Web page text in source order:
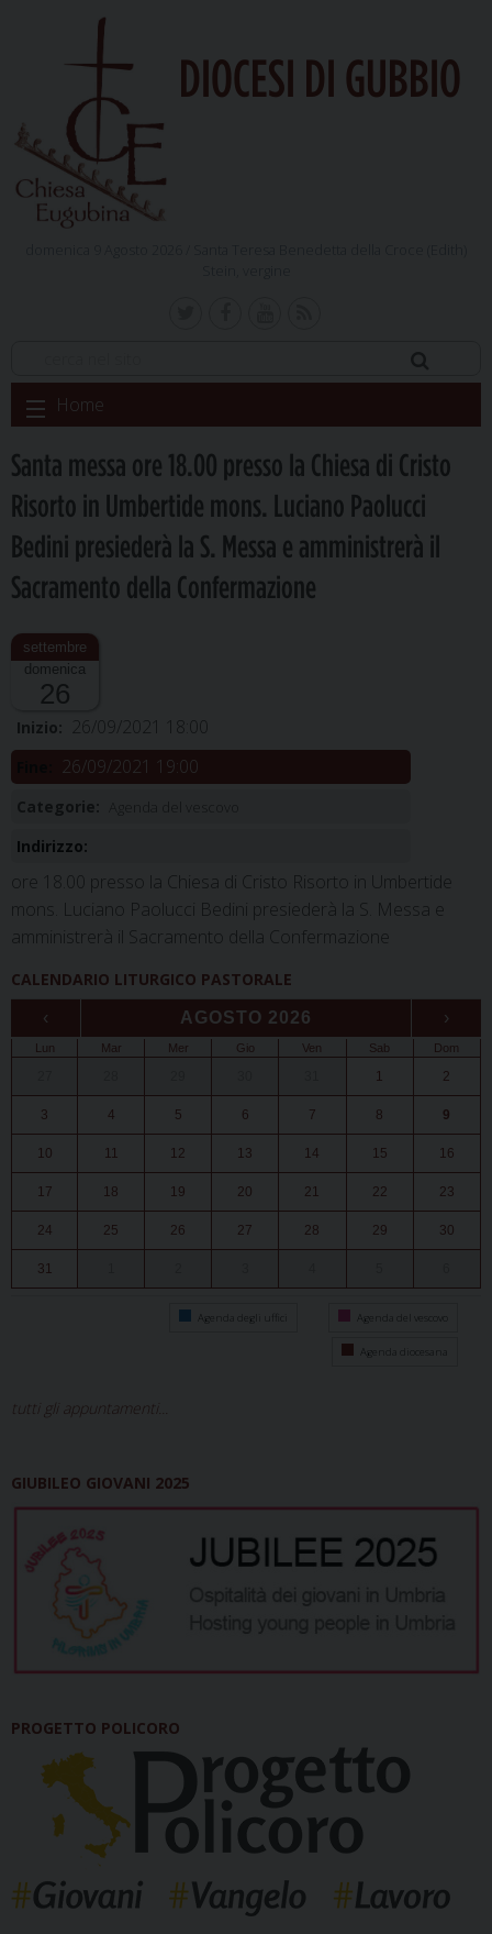
DIOCESI DI GUBBIO
Skip
to
Home
Santa messa ore 18.00 presso la Chiesa di Cristo
Risorto in Umbertide mons. Luciano Paolucci
Bedini presiederà la S. Messa e amministrerà il
Sacramento della Confermazione
domenica
26
Inizio: 26/09/2021 18:00
26/09/2021 19:00
Categorie:
Indirizzo:
ore 18.00 presso la Chiesa di Cristo Risorto in Umbertide
mons. Luciano Paolucci Bedini presiederà la S. Messa e
amministrerà il Sacramento della Confermazione
CALENDARIO LITURGICO PASTORALE
‹ AGOSTO 2026 ›
Lun Mar Mer Gio Ven Sab Dom
1 2
3 4 5 6 7 8 9
10 11 12 13 14 15 16
17 18 19 20 21 22 23
24 25 26 27 28 29 30
31
Agenda degli uffici Agenda del vescovo
Agenda diocesana
tutti gli appuntamenti...
GIUBILEO GIOVANI 2025
PROGETTO POLICORO